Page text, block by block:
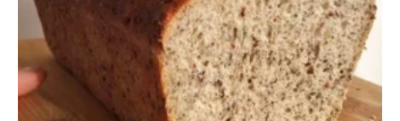
Comer Bem: Pão Low Carb